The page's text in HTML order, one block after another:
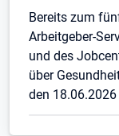
Bereits zum
Arbeitgeber-
und des
über
den